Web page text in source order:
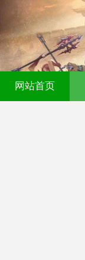
网站首页